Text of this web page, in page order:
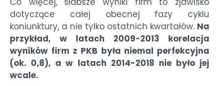
dotyczące całej obecnej fazy cyklu
koniunktury, a nie tylko ostatnich kwartałów. Na
przykład, w latach 2009-2013 korelacja
wyników firm z PKB była niemal perfekcyjna
(ok. 0,8), a w latach 2014-2018 nie było jej
wcale.